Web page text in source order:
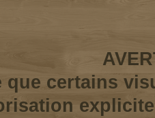
que certains